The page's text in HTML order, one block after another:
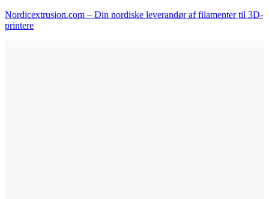
Nordicextrusion.com – Din nordiske leverandør af filamenter til 3D-
printere